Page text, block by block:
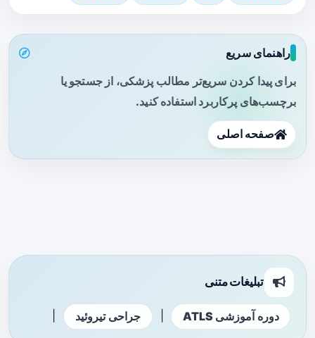
راهنمای سریع
برای پیدا کردن سریع‌تر مطالب پزشکی، از جستجو یا
برچسب‌های پرکاربرد استفاده کنید.
صفحه اصلی
تبلیغات متنی
دوره آموزشی ATLS جراحی تیروئید